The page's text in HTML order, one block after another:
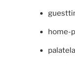
home-